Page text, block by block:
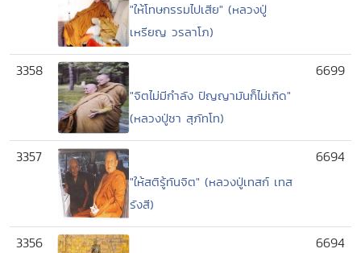
"ให้โทษกรรมไปเสีย" (หลวงปู่
เหรียญ วรลาโภ)
3358
"จิตไม่มีกำลัง ปัญญามันก็ไม่เกิด"
(หลวงปู่ชา สุภัทโท)
6699
3357
"ให้สติรู้ทันจิต" (หลวงปู่เทสก์ เทส
รังสี)
6694
3356 6694